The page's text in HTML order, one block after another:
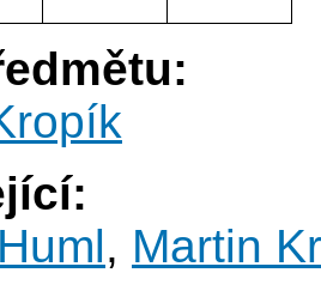
, Martin